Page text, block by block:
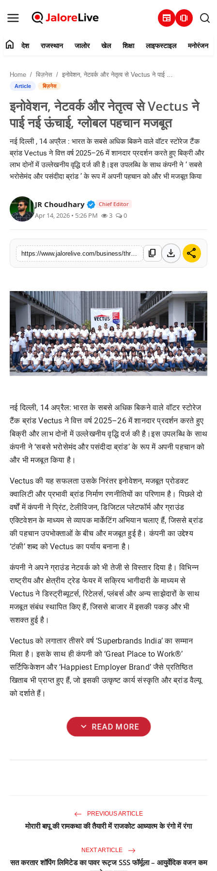
newspaper amp_stories
संपर्क करें
देश
जालोर
खेल
शिक्षा
मनोरंजन
विशेष
बिज़नेस
home देश राजस्थान जालोर खेल शिक्षा लाइफस्टाइल मनोरंजन
Home बिज़नेस इनोवेशन, नेटवर्क और नेतृत्व से Vectus ने पाई नई ऊंचाई, ग्लोबल पहचान मजबूत
Article बिज़नेस
इनोवेशन, नेटवर्क और नेतृत्व से Vectus ने
पाई नई ऊंचाई, ग्लोबल पहचान मजबूत
नई दिल्ली , 14 अप्रैल : भारत के सबसे अधिक बिकने वाले वॉटर स्टोरेज टैंक
ब्रांड Vectus ने वित्त वर्ष 2025–26 में शानदार प्रदर्शन करते हुए बिक्री और
लाभ दोनों में उल्लेखनीय वृद्धि दर्ज की है।इस उपलब्धि के साथ कंपनी ने ‘ सबसे
भरोसेमंद और पसंदीदा ब्रांड ’ के रूप में अपनी पहचान को और भी मजबूत किया
JR Choudhary Verified Public Figure • 30 Mar,
Chief Editor
Apr 14, 2026 • 5:26 PM 3 0
https://www.jalorelive.com/business/through-innovation-networking-and content_copy download share
नई दिल्ली, 14अप्रैल:भारत के सबसे अधिक बिकने वाले वॉटर स्टोरेज
टैंक ब्रांड Vectusने वित्त वर्ष 2025–26में शानदार प्रदर्शन करते हुए
बिक्री और लाभ दोनों में उल्लेखनीय वृद्धि दर्ज की है।इस उपलब्धि के साथ
कंपनी ने‘सबसे भरोसेमंद और पसंदीदा ब्रांड’के रूप में अपनी पहचान को
और भी मजबूत किया है।
Vectusकी यह सफलता उसके निरंतर इनोवेशन,मजबूत प्रोडक्ट
क्वालिटी और प्रभावी ब्रांड निर्माण रणनीतियों का परिणाम है। पिछले दो
वर्षों में कंपनी ने प्रिंट,टेलीविजन,डिजिटल प्लेटफॉर्म और ग्राउंड
एक्टिवेशन के माध्यम से व्यापक मार्केटिंग अभियान चलाए हैं,जिससे ब्रांड
की पहचान उपभोक्ताओं के बीच और मजबूत हुई है। कंपनी का उद्देश्य
‘टंकी’शब्द को Vectusका पर्याय बनाना है।
कंपनी ने अपने ग्राउंड नेटवर्क को भी तेजी से विस्तार दिया है। विभिन्न
राष्ट्रीय और क्षेत्रीय ट्रेड फेयर में सक्रिय भागीदारी के माध्यम से
Vectusने डिस्ट्रीब्यूटर्स,रिटेलर्स,प्लंबर्स और अन्य साझेदारों के साथ
मजबूत संबंध स्थापित किए हैं,जिससे बाजार में इसकी पकड़ और भी
सशक्त हुई है।
Vectusको लगातार तीसरे वर्ष ‘Superbrands India’का सम्मान
मिला है। इसके साथ ही कंपनी को ‘Great Place to Work®’
सर्टिफिकेशन और‘Happiest Employer Brand’जैसे प्रतिष्ठित
खिताब भी प्राप्त हुए हैं,जो इसकी उत्कृष्ट कार्य संस्कृति और ब्रांड वैल्यू
को दर्शाते हैं।
expand_more READ MORE
PREVIOUS ARTICLE
मोरारी बापू की रामकथा की तैयारी में राजकोट आध्यात्म के रंगो में रंगा
NEXT ARTICLE
सत करतार शॉपिंग लिमिटेड का पावर रूट्ज SSS फॉर्मूला – आयुर्वेदिक वजन कम